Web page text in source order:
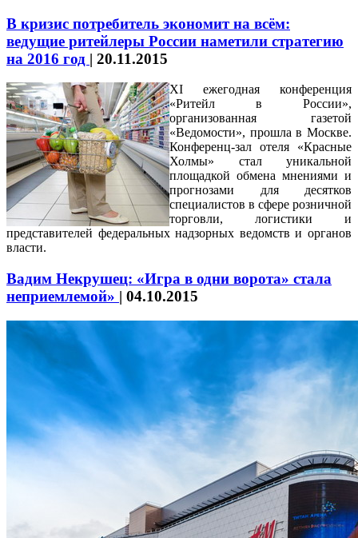
В кризис потребитель экономит на всём:
ведущие ритейлеры России наметили стратегию
на 2016 год | 20.11.2015
XI ежегодная конференция
«Ритейл в России»,
организованная газетой
«Ведомости», прошла в Москве.
Конференц-зал отеля «Красные
Холмы» стал уникальной
площадкой обмена мнениями и
прогнозами для десятков
специалистов в сфере розничной
торговли, логистики и
представителей федеральных надзорных ведомств и органов
власти.
Вадим Некрушец: «Игра в одни ворота» стала
неприемлемой» | 04.10.2015